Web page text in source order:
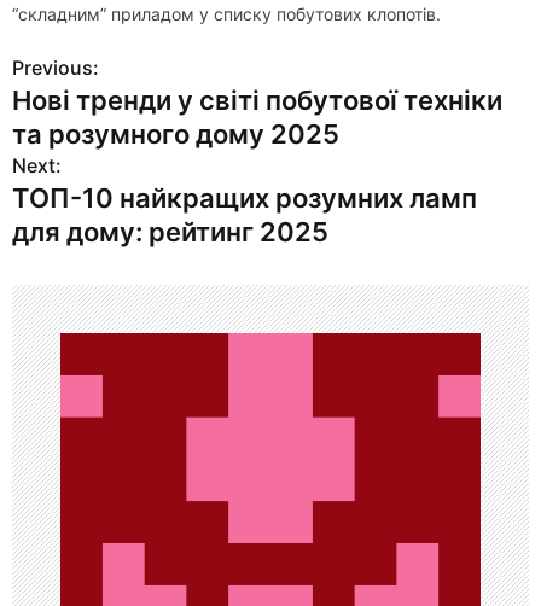
“складним” приладом у списку побутових клопотів.
Н
а
в
и
г
а
ц
и
я
п
о
з
Previous:
Нові тренди у світі побутової техніки
та розумного дому 2025
Next:
ТОП-10 найкращих розумних ламп
для дому: рейтинг 2025